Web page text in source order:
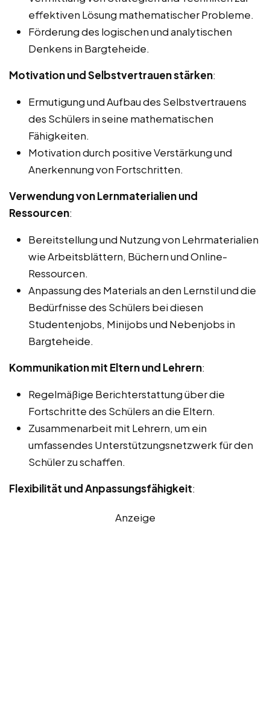
effektiven Lösung mathematischer Probleme.
Förderung des logischen und analytischen
Denkens in Bargteheide.
Motivation und Selbstvertrauen stärken:
Ermutigung und Aufbau des Selbstvertrauens
des Schülers in seine mathematischen
Fähigkeiten.
Motivation durch positive Verstärkung und
Anerkennung von Fortschritten.
Verwendung von Lernmaterialien und
Ressourcen:
Bereitstellung und Nutzung von Lehrmaterialien
wie Arbeitsblättern, Büchern und Online-
Ressourcen.
Anpassung des Materials an den Lernstil und die
Bedürfnisse des Schülers bei diesen
Studentenjobs, Minijobs und Nebenjobs in
Bargteheide.
Kommunikation mit Eltern und Lehrern:
Regelmäßige Berichterstattung über die
Fortschritte des Schülers an die Eltern.
Zusammenarbeit mit Lehrern, um ein
umfassendes Unterstützungsnetzwerk für den
Schüler zu schaffen.
Flexibilität und Anpassungsfähigkeit:
Anzeige